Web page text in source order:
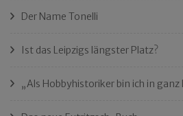
Der Name Tonelli
Ist das Leipzigs längster Platz?
„Als Hobbyhistoriker bin ich in ganz